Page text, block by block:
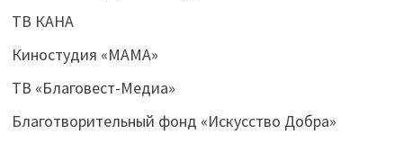
ТВ КАНА
Киностудия «МАМА»
ТВ «Благовест-Медиа»
Благотворительный фонд «Искусство Добра»